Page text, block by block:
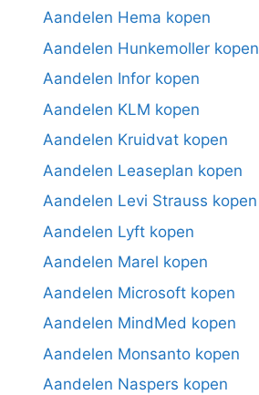
Aandelen Hema kopen
Aandelen Hunkemoller kopen
Aandelen Infor kopen
Aandelen KLM kopen
Aandelen Kruidvat kopen
Aandelen Leaseplan kopen
Aandelen Levi Strauss kopen
Aandelen Lyft kopen
Aandelen Marel kopen
Aandelen Microsoft kopen
Aandelen MindMed kopen
Aandelen Monsanto kopen
Aandelen Naspers kopen